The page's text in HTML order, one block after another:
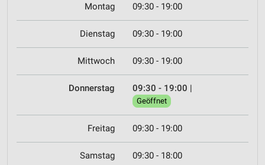
Montag 09:30 - 19:00
Dienstag 09:30 - 19:00
Mittwoch 09:30 - 19:00
Donnerstag 09:30 - 19:00 |
Geöffnet
Freitag 09:30 - 19:00
Samstag 09:30 - 18:00